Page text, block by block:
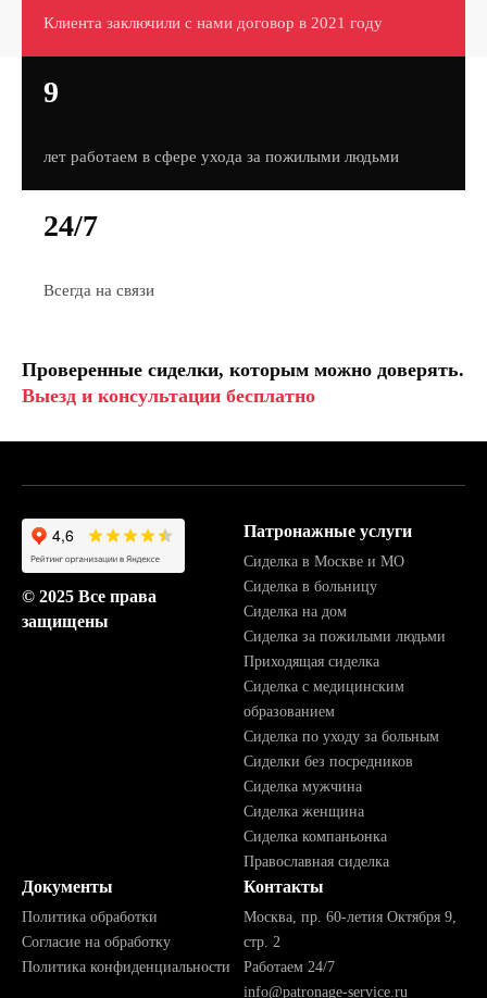
Клиента заключили с нами договор в 2021 году
9
лет работаем в сфере ухода за пожилыми людьми
24/7
Всегда на связи
Проверенные сиделки, которым можно доверять.
Выезд и консультации бесплатно
© 2025 Все права
защищены
Патронажные услуги
Сиделка в Москве и МО
Сиделка в больницу
Сиделка на дом
Сиделка за пожилыми людьми
Приходящая сиделка
Сиделка с медицинским
образованием
Сиделка по уходу за больным
Сиделки без посредников
Сиделка мужчина
Сиделка женщина
Сиделка компаньонка
Православная сиделка
Документы
Политика обработки
Согласие на обработку
Политика конфиденциальности
Контакты
Москва, пр. 60-летия Октября 9,
стр. 2
Работаем 24/7
info@patronage-service.ru